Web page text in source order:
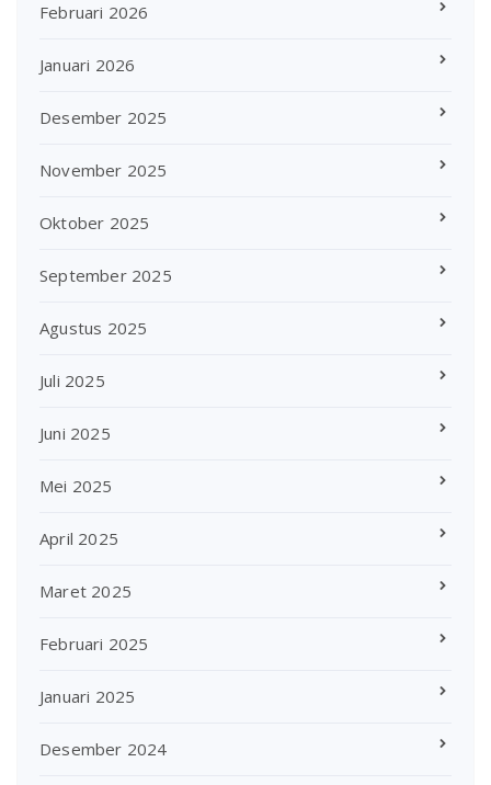
Februari 2026
Januari 2026
Desember 2025
November 2025
Oktober 2025
September 2025
Agustus 2025
Juli 2025
Juni 2025
Mei 2025
April 2025
Maret 2025
Februari 2025
Januari 2025
Desember 2024